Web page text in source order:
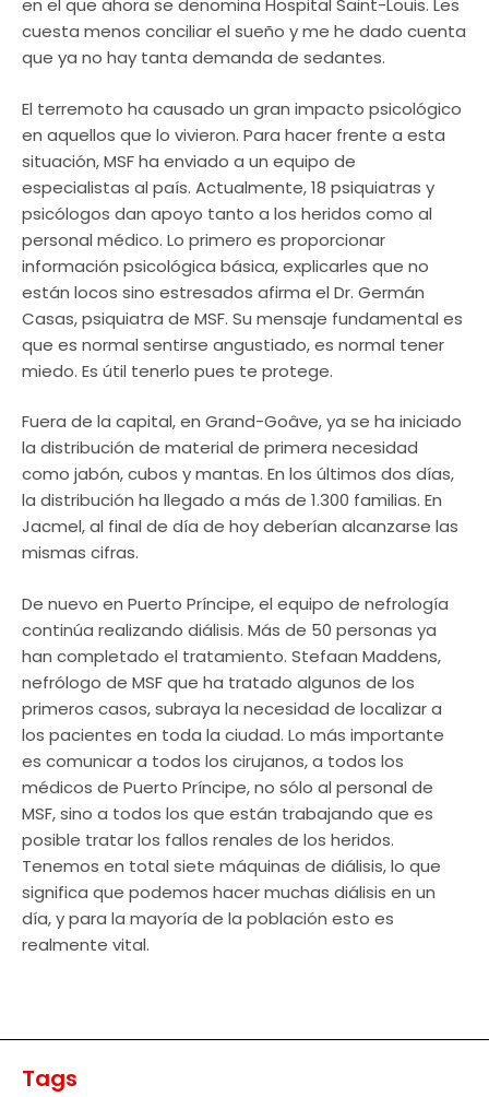
en el que ahora se denomina Hospital Saint-Louis. Les
cuesta menos conciliar el sueño y me he dado cuenta
que ya no hay tanta demanda de sedantes.
El terremoto ha causado un gran impacto psicológico
en aquellos que lo vivieron. Para hacer frente a esta
situación, MSF ha enviado a un equipo de
especialistas al país. Actualmente, 18 psiquiatras y
psicólogos dan apoyo tanto a los heridos como al
personal médico. Lo primero es proporcionar
información psicológica básica, explicarles que no
están locos sino estresados afirma el Dr. Germán
Casas, psiquiatra de MSF. Su mensaje fundamental es
que es normal sentirse angustiado, es normal tener
miedo. Es útil tenerlo pues te protege.
Fuera de la capital, en Grand-Goâve, ya se ha iniciado
la distribución de material de primera necesidad
como jabón, cubos y mantas. En los últimos dos días,
la distribución ha llegado a más de 1.300 familias. En
Jacmel, al final de día de hoy deberían alcanzarse las
mismas cifras.
De nuevo en Puerto Príncipe, el equipo de nefrología
continúa realizando diálisis. Más de 50 personas ya
han completado el tratamiento. Stefaan Maddens,
nefrólogo de MSF que ha tratado algunos de los
primeros casos, subraya la necesidad de localizar a
los pacientes en toda la ciudad. Lo más importante
es comunicar a todos los cirujanos, a todos los
médicos de Puerto Príncipe, no sólo al personal de
MSF, sino a todos los que están trabajando que es
posible tratar los fallos renales de los heridos.
Tenemos en total siete máquinas de diálisis, lo que
significa que podemos hacer muchas diálisis en un
día, y para la mayoría de la población esto es
realmente vital.
Tags